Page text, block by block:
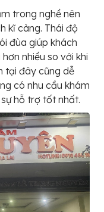
trong nghề nên
kĩ càng. Thái độ
đùa giúp khách
nhiều so với khi
tại đây cũng dễ
có nhu cầu khám
hỗ trợ tốt nhất.